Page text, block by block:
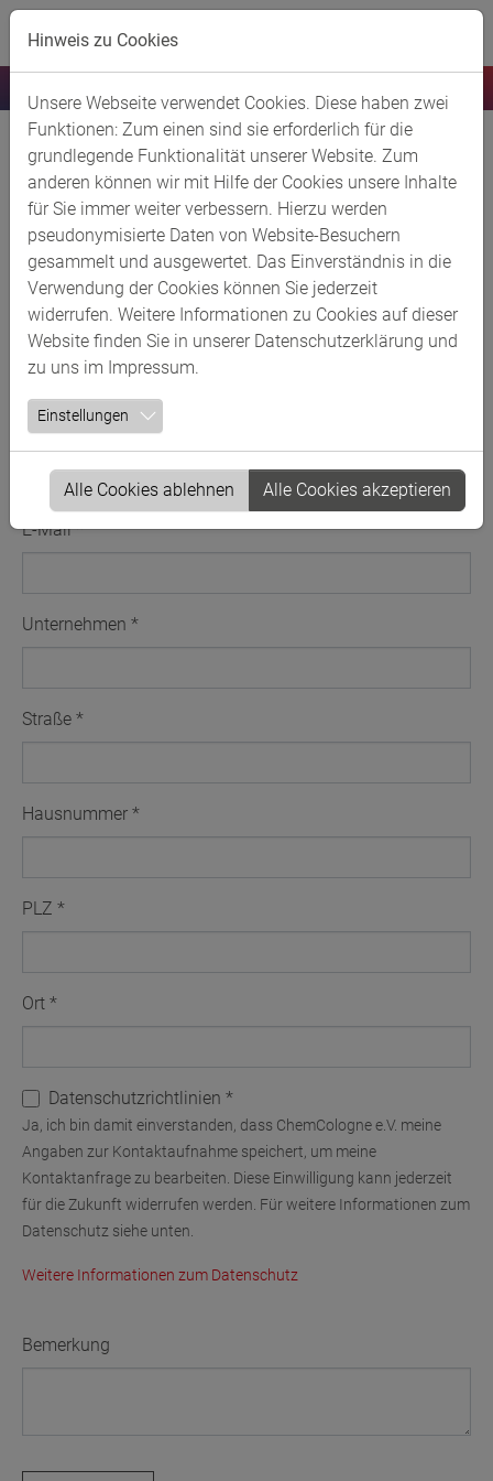
Skip to main content
Anmeldung
ChemMarketing
Anrede*
Titel
Vorname*
Nachname*
E-Mail*
Unternehmen *
Straße *
Hausnummer *
PLZ *
Ort *
Datenschutzrichtlinien *
Ja, ich bin damit einverstanden, dass ChemCologne e.V. meine
Angaben zur Kontaktaufnahme speichert, um meine
Kontaktanfrage zu bearbeiten. Diese Einwilligung kann jederzeit
für die Zukunft widerrufen werden. Für weitere Informationen zum
Datenschutz siehe unten.
Weitere Informationen zum Datenschutz
Bemerkung
Hinweis zu Cookies
Unsere Webseite verwendet Cookies. Diese haben zwei
Funktionen: Zum einen sind sie erforderlich für die
grundlegende Funktionalität unserer Website. Zum
anderen können wir mit Hilfe der Cookies unsere Inhalte
für Sie immer weiter verbessern. Hierzu werden
pseudonymisierte Daten von Website-Besuchern
gesammelt und ausgewertet. Das Einverständnis in die
Verwendung der Cookies können Sie jederzeit
widerrufen. Weitere Informationen zu Cookies auf dieser
Website finden Sie in unserer Datenschutzerklärung und
zu uns im Impressum.
Einstellungen
Alle Cookies ablehnen Alle Cookies akzeptieren